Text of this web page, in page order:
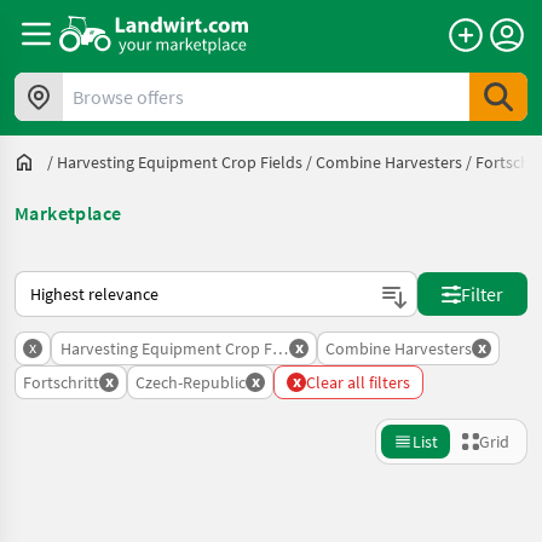
Browse offers
/ Harvesting Equipment Crop Fields /Combine Harvesters /
Marketplace
This is how sorting works on Landwirt.com
Filter
x Harvesting Equipment Crop Fields
x Combine Harvesters x
Fortschritt x Czech-Republic x x Clear all filters
List Grid